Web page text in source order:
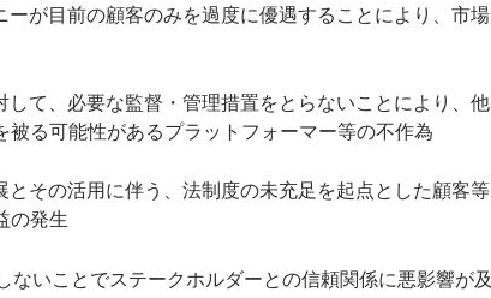
ーが目前の顧客のみを過度に優遇することにより、市場
して、必要な監督・管理措置をとらないことにより、他
被る可能性があるプラットフォーマー等の不作為
とその活用に伴う、法制度の未充足を起点とした顧客等
の発生
ないことでステークホルダーとの信頼関係に悪影響が及